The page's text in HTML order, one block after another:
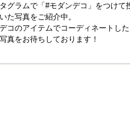
たりくつろ
グラムで「#モダンデコ」をつけて
た写真をご紹介中。
コのアイテムでコーディネートし
真をお待ちしております！